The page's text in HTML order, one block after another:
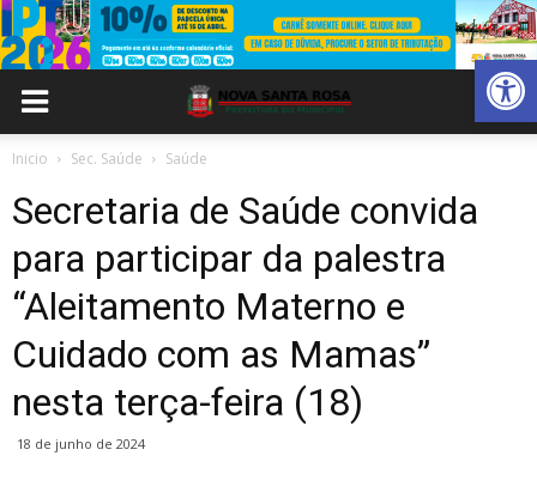
Abrir
Inicio Sec. Saúde Saúde
Secretaria de Saúde convida
para participar da palestra
“Aleitamento Materno e
Cuidado com as Mamas”
nesta terça-feira (18)
18 de junho de 2024